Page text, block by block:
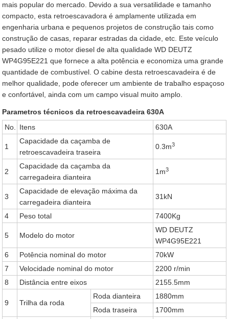
mais popular do mercado. Devido a sua versatilidade e tamanho
compacto, esta retroescavadora é amplamente utilizada em
engenharia urbana e pequenos projetos de construção tais como
construção de casas, reparar estradas da cidade, etc. Este veículo
pesado utilize o motor diesel de alta qualidade WD DEUTZ
WP4G95E221 que fornece a alta potência e economiza uma grande
quantidade de combustível. O cabine desta retroescavadeira é de
melhor qualidade, pode oferecer um ambiente de trabalho espaçoso
e confortável, ainda com um campo visual muito amplo.
Parametros técnicos da retroescavadeira 630A
No.
Itens 630A
1
Capacidade da caçamba de
retroescavadeira traseira
0.3m3
2
Capacidade da caçamba da
carregadeira dianteira
1m3
3
Capacidade de elevação máxima da
carregadeira dianteira
31kN
4 Peso total 7400Kg
5 Modelo do motor
WD DEUTZ
WP4G95E221
6
Potência nominal do motor
70kW
7
Velocidade nominal do motor
2200 r/min
8
Distância entre eixos 2155.5mm
9 Trilha da roda
Roda dianteira
1880mm
Roda traseira
1700mm